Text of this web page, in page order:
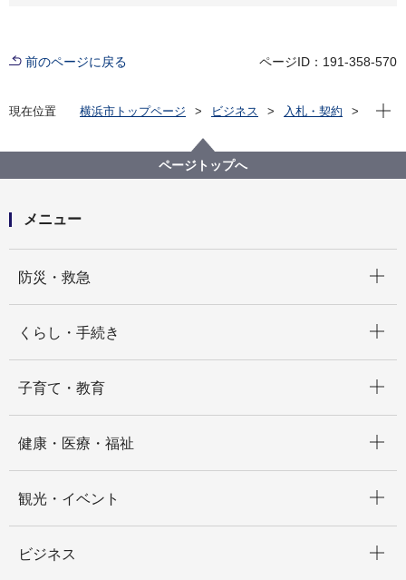
前のページに戻る ページID：191-358-570
現在位置 横浜市トップページ ビジネス
入札・契約
【契約結果公表】【公募型プロポーザル】新たな人事
給与関連システム（人的資源マネジメント領域）構
現在
ページトップへ
メニュー
防災・救急
くらし・手続き
子育て・教育
健康・医療・福祉
観光・イベント
ビジネス